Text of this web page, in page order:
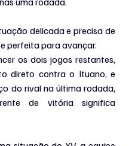
delicada e precisa de
perfeita para avançar.
os dois jogos restantes,
direto contra o Ituano, e
do rival na última rodada,
de vitória significa